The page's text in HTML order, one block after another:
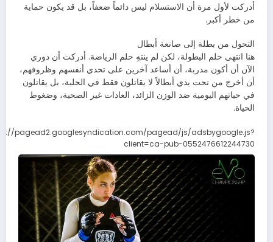
أدركت لأول مرة أن الاستسلام ليس دائماً ضعفاً، بل قد يكون حماية
من خطر أكبر.
التحول من بطلة إلى صانعة أبطال
هنا انتهى حلم البطولة، لكن لم ينتهِ حلم الرياضة. أدركت أن دوري
الآن أن أكون مدربة، أن أساعد آخرين على تحدي أنفسهم وظروفهم،
أن أخرج من تحت يدي أبطالاً لا يقاتلون فقط في الحلبة، بل يقاتلون
في حياتهم اليومية ضد الوزن الزائد، العادات غير الصحية، وضغوط
الحياة.
pagead2.googlesyndication.com/pagead/js/adsbygoogle.js?
client=ca-pub-0552476612244730